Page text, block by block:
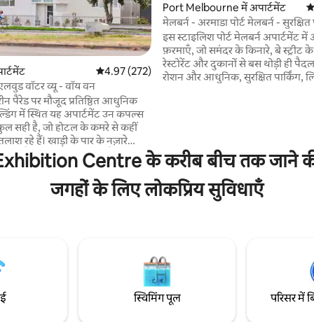
औसत रेटिंग 5 में से 4.97, 272 समीक्षाएँ
4.97 (272)
वॉटर व्यू - वॉय वन
पैरेड पर मौजूद प्रतिष्ठित आधुनिक
में स्थित यह अपार्टमेंट उन कपल्स
सही है, जो होटल के कमरे से कहीं
रहे हैं। खाड़ी के पार के नज़ारे
रहते हैं। सेंट किल्डा की एकलैंड स्ट्रीट
ऑरमंड रोड विलेज के करीब
के परिवहन साधनों के करीब मौजूद
छुट्टियाँ मनाने वाले या व्यावसायिक
Port Melbourne में अपार्टमेंट
मेलबर्न - अरमाडा पोर्ट मेलबर्न - सुरक्षित
इस स्टाइलिश पोर्ट मेलबर्न अपार्टमेंट में
फ़रमाएँ, जो समंदर के किनारे, बे स्ट्रीट
रेस्टोरेंट और दुकानों से बस थोड़ी ही पैदल
रोशन और आधुनिक, सुरक्षित पार्किंग,
पेशेवर तरीके से साफ़-सुथरी और
व्यावसायिक यात्रियों और लंबे समय तक
के लिए बिलकुल सही।
Centre के करीब बीच तक जाने की
जगहों के लिए लोकप्रिय सुविधाएँ
स्विमिंग पूल परिसर में